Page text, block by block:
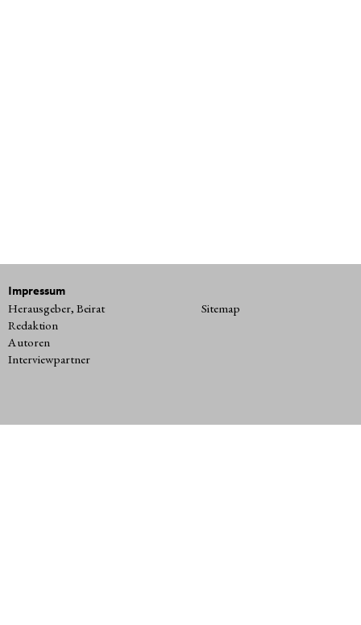
Impressum
Herausgeber, Beirat
Redaktion
Autoren
Interviewpartner
Sitemap